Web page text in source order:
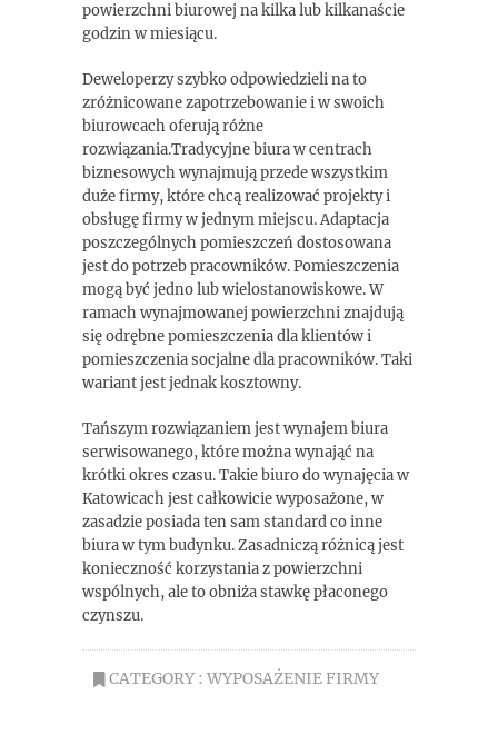
powierzchni biurowej na kilka lub kilkanaście
godzin w miesiącu.
Deweloperzy szybko odpowiedzieli na to
zróżnicowane zapotrzebowanie i w swoich
biurowcach oferują różne
rozwiązania.Tradycyjne biura w centrach
biznesowych wynajmują przede wszystkim
duże firmy, które chcą realizować projekty i
obsługę firmy w jednym miejscu. Adaptacja
poszczególnych pomieszczeń dostosowana
jest do potrzeb pracowników. Pomieszczenia
mogą być jedno lub wielostanowiskowe. W
ramach wynajmowanej powierzchni znajdują
się odrębne pomieszczenia dla klientów i
pomieszczenia socjalne dla pracowników. Taki
wariant jest jednak kosztowny.
Tańszym rozwiązaniem jest wynajem biura
serwisowanego, które można wynająć na
krótki okres czasu. Takie biuro do wynajęcia w
Katowicach jest całkowicie wyposażone, w
zasadzie posiada ten sam standard co inne
biura w tym budynku. Zasadniczą różnicą jest
konieczność korzystania z powierzchni
wspólnych, ale to obniża stawkę płaconego
czynszu.
CATEGORY : WYPOSAŻENIE FIRMY